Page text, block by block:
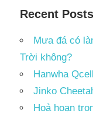
Recent Posts
Mưa đá có
Trời không?
Hanwha
Jinko
Hoả hoạn